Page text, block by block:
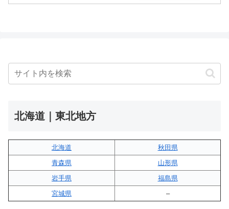
北海道｜東北地方
北海道
秋田県
青森県
山形県
岩手県
福島県
宮城県
–